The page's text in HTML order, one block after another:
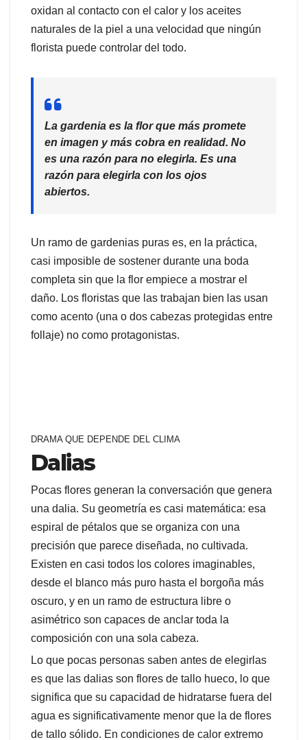
oxidan al contacto con el calor y los aceites
naturales de la piel a una velocidad que ningún
florista puede controlar del todo.
La gardenia es la flor que más promete
en imagen y más cobra en realidad. No
es una razón para no elegirla. Es una
razón para elegirla con los ojos
abiertos.
Un ramo de gardenias puras es, en la práctica,
casi imposible de sostener durante una boda
completa sin que la flor empiece a mostrar el
daño. Los floristas que las trabajan bien las usan
como acento (una o dos cabezas protegidas entre
follaje) no como protagonistas.
DRAMA QUE DEPENDE DEL CLIMA
Dalias
Pocas flores generan la conversación que genera
una dalia. Su geometría es casi matemática: esa
espiral de pétalos que se organiza con una
precisión que parece diseñada, no cultivada.
Existen en casi todos los colores imaginables,
desde el blanco más puro hasta el borgoña más
oscuro, y en un ramo de estructura libre o
asimétrico son capaces de anclar toda la
composición con una sola cabeza.
Lo que pocas personas saben antes de elegirlas
es que las dalias son flores de tallo hueco, lo que
significa que su capacidad de hidratarse fuera del
agua es significativamente menor que la de flores
de tallo sólido. En condiciones de calor extremo